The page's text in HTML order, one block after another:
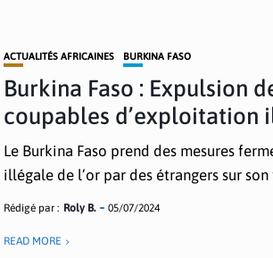
ACTUALITÉS AFRICAINES BURKINA FASO
Burkina Faso : Expulsion
coupables d’exploitation
Le Burkina Faso prend des mesures
illégale de l’or par des étrangers sur
Rédigé par : Roly B. 05/07/2024
READ MORE